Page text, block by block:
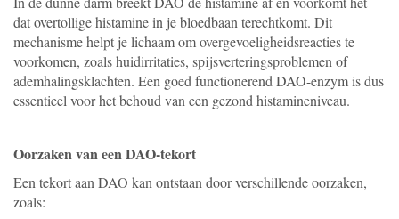
dat overtollige histamine in je bloedbaan terechtkomt. Dit
mechanisme helpt je lichaam om overgevoeligheidsreacties te
voorkomen, zoals huidirritaties, spijsverteringsproblemen of
ademhalingsklachten. Een goed functionerend DAO-enzym is dus
essentieel voor het behoud van een gezond histamineniveau.
Oorzaken van een DAO-tekort
Een tekort aan DAO kan ontstaan door verschillende oorzaken,
zoals: